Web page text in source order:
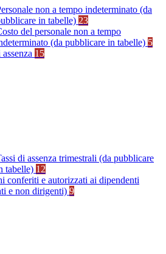
non a tempo indeterminato (da
in tabelle) 23
del personale non a tempo
(da pubblicare in tabelle) 5
15
di assenza trimestrali (da pubblicare
tabelle) 12
conferiti e autorizzati ai dipendenti
e non dirigenti) 9